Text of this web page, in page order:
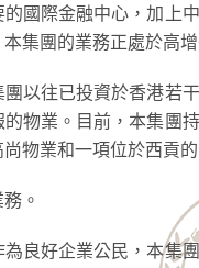
國際金融中心，加上
集團的業務正處於高
以往已投資於香港若
物業。目前，本集團
物業和一項位於西貢
。
良好企業公民，本集